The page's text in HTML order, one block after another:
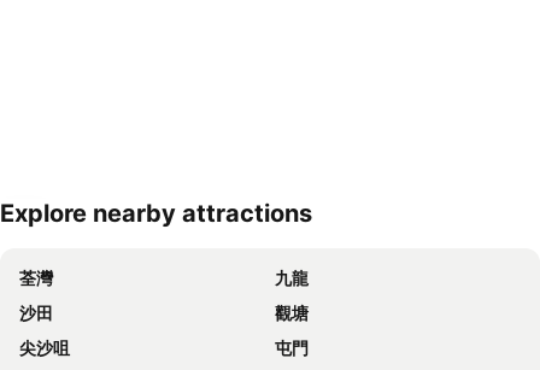
展開地圖
Explore nearby attractions
荃灣
九龍
沙田
觀塘
尖沙咀
屯門